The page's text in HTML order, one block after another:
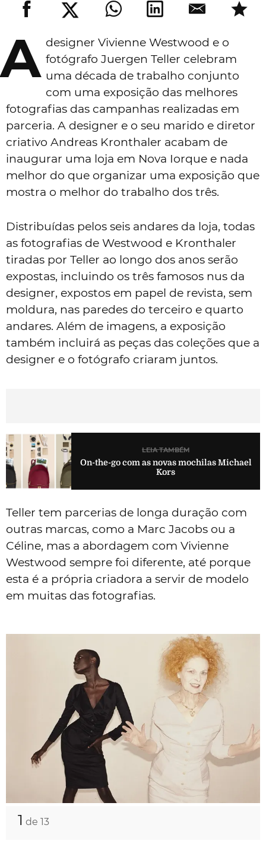
A designer Vivienne Westwood e o
fotógrafo Juergen Teller celebram
uma década de trabalho conjunto
com uma exposição das melhores
fotografias das campanhas realizadas em
parceria. A designer e o seu marido e diretor
criativo Andreas Kronthaler acabam de
inaugurar uma loja em Nova Iorque e nada
melhor do que organizar uma exposição que
mostra o melhor do trabalho dos três.
Distribuídas pelos seis andares da loja, todas
as fotografias de Westwood e Kronthaler
tiradas por Teller ao longo dos anos serão
expostas, incluindo os três famosos nus da
designer, expostos em papel de revista, sem
moldura, nas paredes do terceiro e quarto
andares. Além de imagens, a exposição
também incluirá as peças das coleções que a
designer e o fotógrafo criaram juntos.
LEIA TAMBÉM
On-the-go com as novas mochilas Michael
Kors
Teller tem parcerias de longa duração com
outras marcas, como a Marc Jacobs ou a
Céline, mas a abordagem com Vivienne
Westwood sempre foi diferente, até porque
esta é a própria criadora a servir de modelo
em muitas das fotografias.
1 de 13